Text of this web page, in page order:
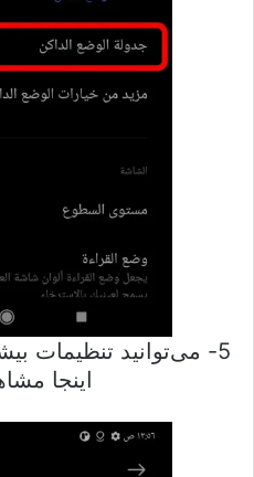
5- می‌توانید تنظیمات
اینجا